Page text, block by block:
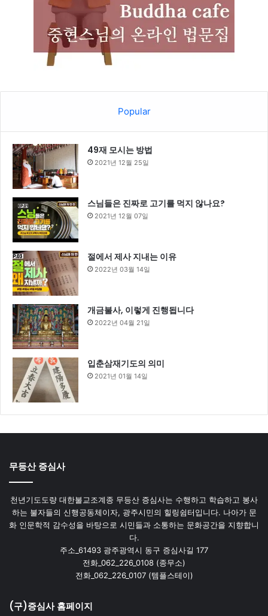
Popular
49재 모시는 방법
2021년 12월 25일
스님들은 진짜로 고기를 먹지 않나요?
2021년 12월 07일
절에서 제사 지내는 이유
2022년 03월 14일
개금불사, 이렇게 진행됩니다
2022년 04월 21일
입춘삼재기도의 의미
2021년 01월 14일
무등산 증심사
천년기도도량 대한불교조계종 무등산 증심사는 수행하고 학습하고 봉사
하는 불자들의 신행공동체이자, 광주시민의 힐링쉼터입니다. 나아가 문
화 인문학적 감수성을 바탕으로 시민들과 소통하는 문화공간을 지향합니
다.
주소_61493 광주광역시 동구 증심사길 177
전화_062_226_0108 (종무소)
전화_062_226_0107 (템플스테이)
(구)증심사 홈페이지